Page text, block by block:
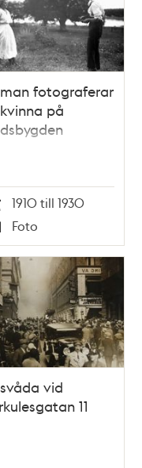
man fotograferar
på
1910 till 1930
Foto
vid
11